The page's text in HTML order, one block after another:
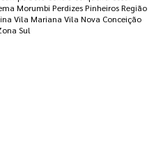
Morumbi Perdizes Pinheiros Região
Vila Mariana Vila Nova Conceição
Sul